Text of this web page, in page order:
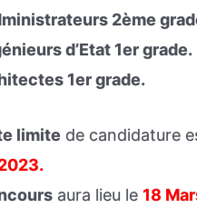
2ème
d’Etat 1er grade.
1er grade.
limite de candidature
aura lieu le 18